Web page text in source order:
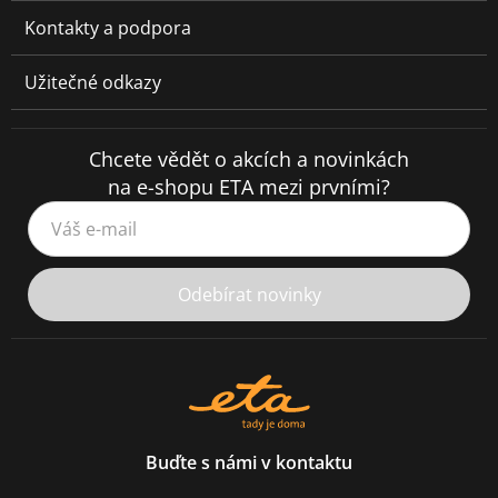
Kontakty a podpora
Užitečné odkazy
Chcete vědět o akcích a novinkách
na e-shopu ETA mezi prvními?
Váš e-mail
Odebírat novinky
Buďte s námi v kontaktu